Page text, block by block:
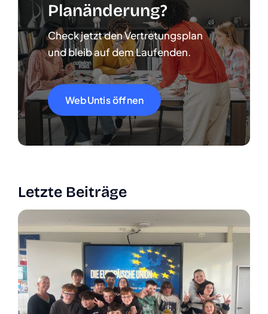
Plan­än­de­rung?
Check jetzt den Ver­tre­tungs­plan
und bleib auf dem Lau­fen­den.
WebUn­tis öff­nen
Letz­te Bei­trä­ge